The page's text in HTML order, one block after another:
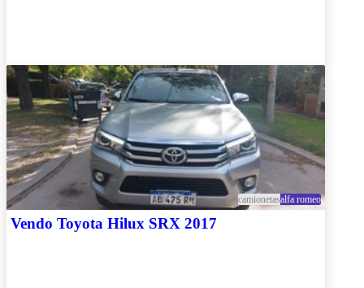
camionetasalfa romeo
Vendo Toyota Hilux SRX 2017